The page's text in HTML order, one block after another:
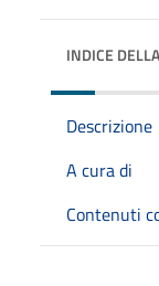
INDICE
Descrizione
A cura di
Contenuti